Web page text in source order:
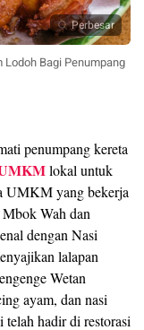
Perbesar
Bagi Penumpang
penumpang kereta
lokal untuk
UMKM yang bekerja
Wah dan
dengan Nasi
lalapan
Wetan
ayam, dan nasi
hadir di restorasi